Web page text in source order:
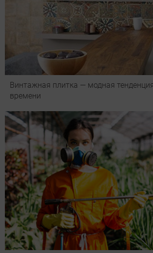
Винтажная плитка — модная
времени